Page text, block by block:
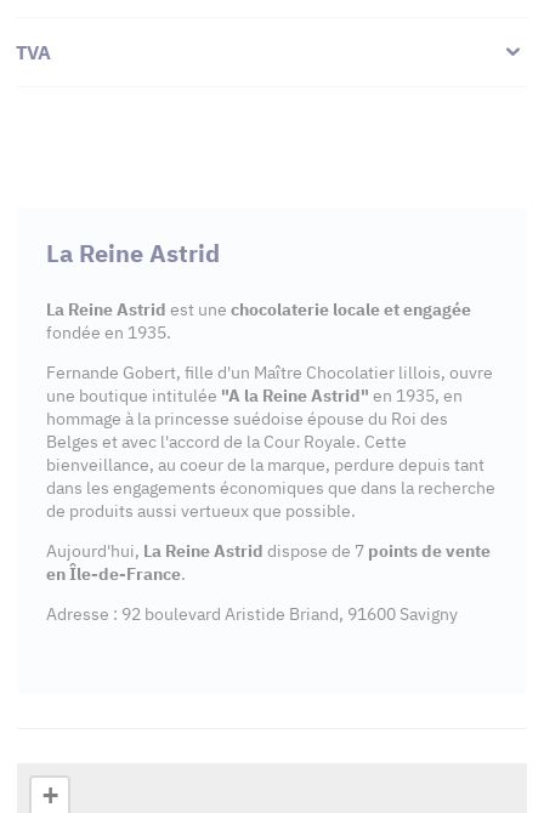
TVA
La Reine Astrid
La Reine Astrid est une chocolaterie locale et engagée
fondée en 1935.
Fernande Gobert, fille d'un Maître Chocolatier lillois, ouvre
une boutique intitulée "A la Reine Astrid" en 1935, en
hommage à la princesse suédoise épouse du Roi des
Belges et avec l'accord de la Cour Royale. Cette
bienveillance, au coeur de la marque, perdure depuis tant
dans les engagements économiques que dans la recherche
de produits aussi vertueux que possible.
Aujourd'hui, La Reine Astrid dispose de 7 points de vente
en Île-de-France.
Adresse : 92 boulevard Aristide Briand, 91600 Savigny
+